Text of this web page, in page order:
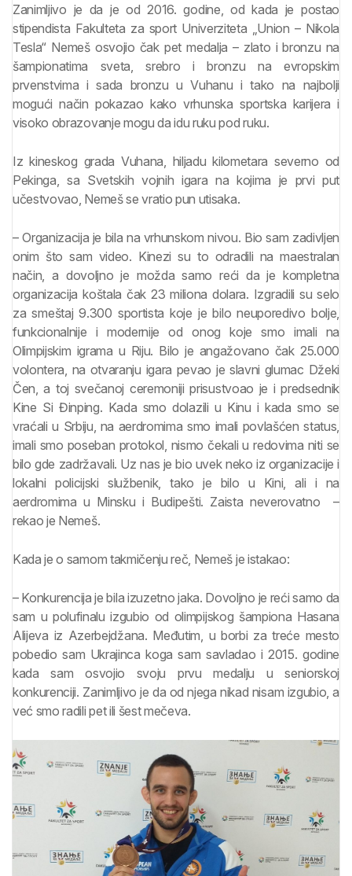
Zanimljivo je da je od 2016. godine, od kada je postao
stipendista Fakulteta za sport Univerziteta „Union – Nikola
Tesla“ Nemeš osvojio čak pet medalja – zlato i bronzu na
šampionatima sveta, srebro i bronzu na evropskim
prvenstvima i sada bronzu u Vuhanu i tako na najbolji
mogući način pokazao kako vrhunska sportska karijera i
visoko obrazovanje mogu da idu ruku pod ruku.
Iz kineskog grada Vuhana, hiljadu kilometara severno od
Pekinga, sa Svetskih vojnih igara na kojima je prvi put
učestvovao, Nemeš se vratio pun utisaka.
– Organizacija je bila na vrhunskom nivou. Bio sam zadivljen
onim što sam video. Kinezi su to odradili na maestralan
način, a dovoljno je možda samo reći da je kompletna
organizacija koštala čak 23 miliona dolara. Izgradili su selo
za smeštaj 9.300 sportista koje je bilo neuporedivo bolje,
funkcionalnije i modernije od onog koje smo imali na
Olimpijskim igrama u Riju. Bilo je angažovano čak 25.000
volontera, na otvaranju igara pevao je slavni glumac Džeki
Čen, a toj svečanoj ceremoniji prisustvoao je i predsednik
Kine Si Đinping. Kada smo dolazili u Kinu i kada smo se
vraćali u Srbiju, na aerdromima smo imali povlašćen status,
imali smo poseban protokol, nismo čekali u redovima niti se
bilo gde zadržavali. Uz nas je bio uvek neko iz organizacije i
lokalni policijski službenik, tako je bilo u Kini, ali i na
aerdromima u Minsku i Budipešti. Zaista neverovatno –
rekao je Nemeš.
Kada je o samom takmičenju reč, Nemeš je istakao:
– Konkurencija je bila izuzetno jaka. Dovoljno je reći samo da
sam u polufinalu izgubio od olimpijskog šampiona Hasana
Alijeva iz Azerbejdžana. Međutim, u borbi za treće mesto
pobedio sam Ukrajinca koga sam savladao i 2015. godine
kada sam osvojio svoju prvu medalju u seniorskoj
konkurenciji. Zanimljivo je da od njega nikad nisam izgubio, a
već smo radili pet ili šest mečeva.